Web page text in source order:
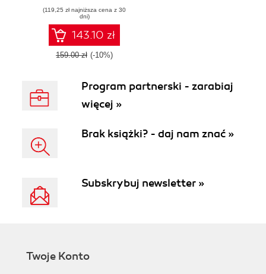
(119,25 zł najniższa cena z 30
dni)
143.10 zł
159.00 zł (-10%)
Program partnerski - zarabiaj
więcej »
Brak książki? - daj nam znać »
Subskrybuj newsletter »
Twoje Konto